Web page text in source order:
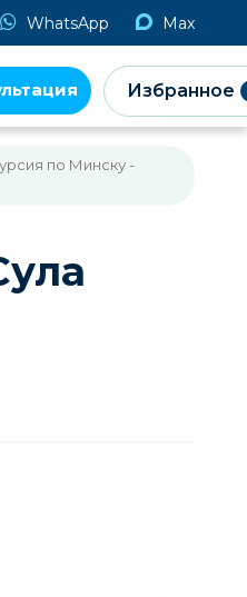
WhatsApp Max
Избранное
по Минску -